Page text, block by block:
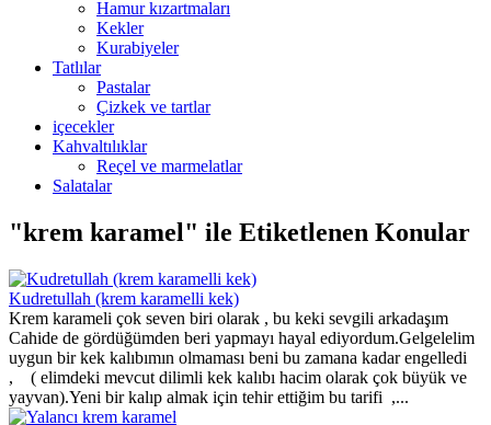
Hamur kızartmaları
Kekler
Kurabiyeler
Tatlılar
Pastalar
Çizkek ve tartlar
içecekler
Kahvaltılıklar
Reçel ve marmelatlar
Salatalar
"krem karamel" ile Etiketlenen Konular
Kudretullah (krem karamelli kek)
Krem karameli çok seven biri olarak , bu keki sevgili arkadaşım
Cahide de gördüğümden beri yapmayı hayal ediyordum.Gelgelelim
uygun bir kek kalıbımın olmaması beni bu zamana kadar engelledi
, ( elimdeki mevcut dilimli kek kalıbı hacim olarak çok büyük ve
yayvan).Yeni bir kalıp almak için tehir ettiğim bu tarifi ,...